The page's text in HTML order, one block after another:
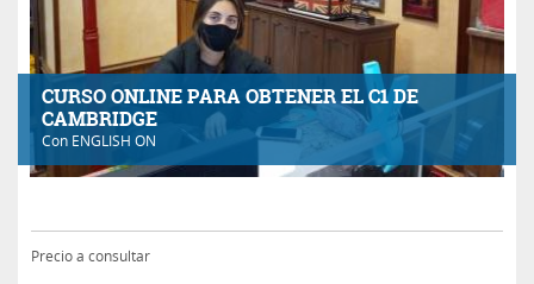
CURSO ONLINE PARA OBTENER EL C1 DE
CAMBRIDGE
Con ENGLISH ON
Precio a consultar